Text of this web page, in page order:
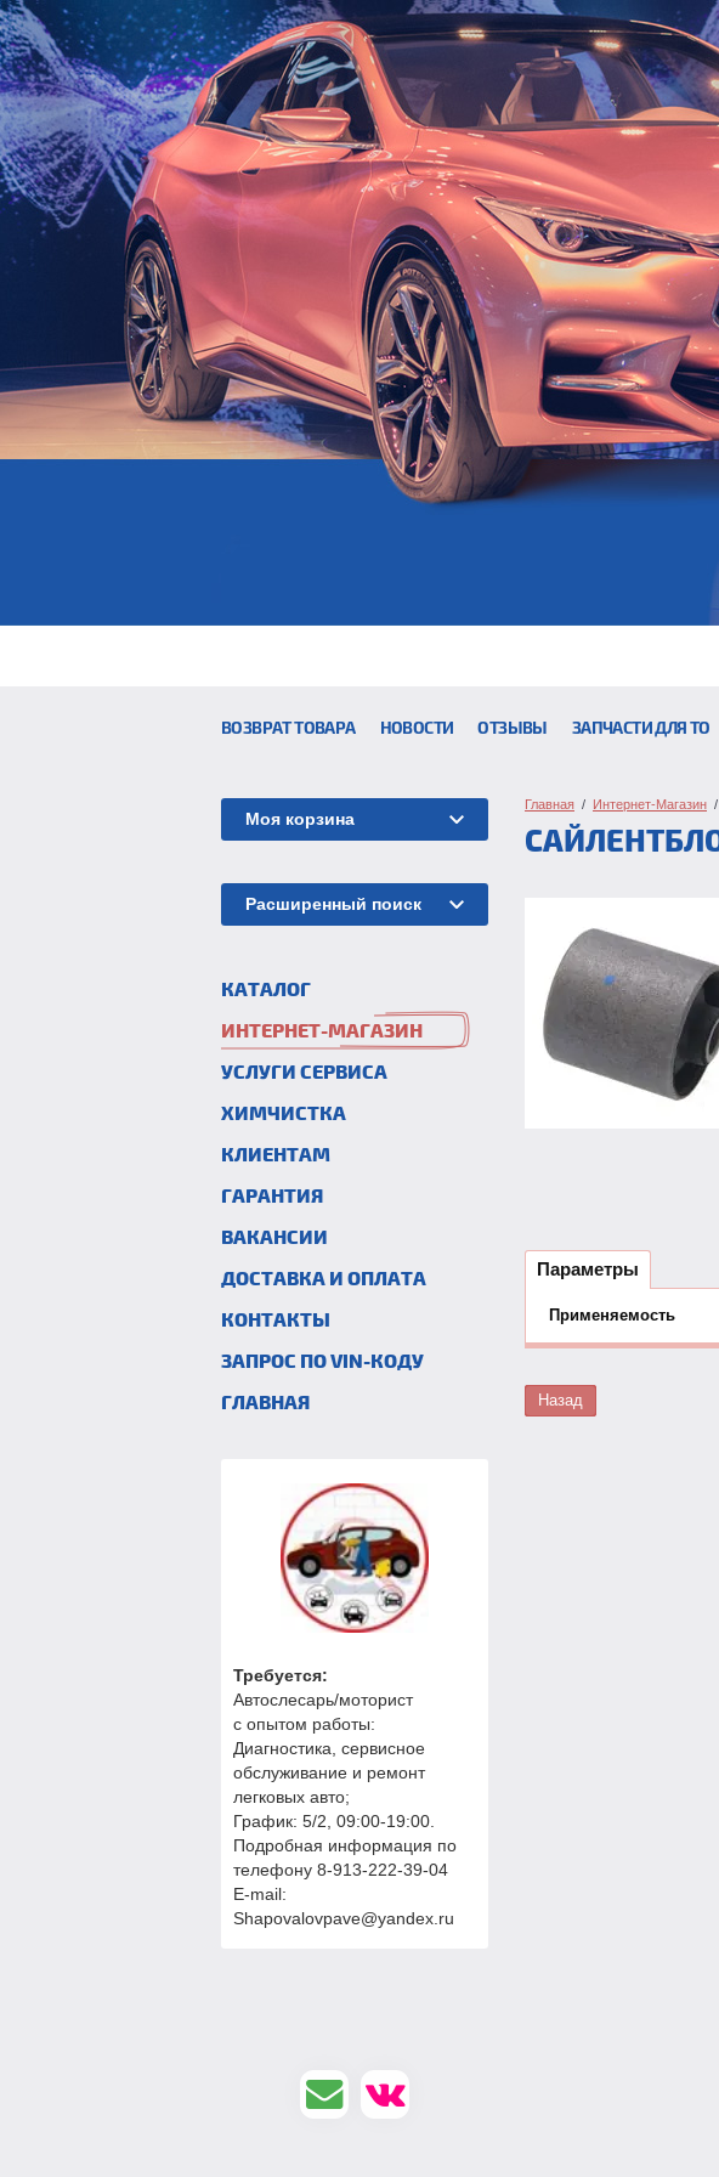
ВОЗВРАТ ТОВАРА НОВОСТИ ОТЗЫВЫ ЗАПЧАСТИ ДЛЯ ТО
Моя корзина
Расширенный поиск
КАТАЛОГ
ИНТЕРНЕТ-МАГАЗИН
УСЛУГИ СЕРВИСА
ХИМЧИСТКА
КЛИЕНТАМ
ГАРАНТИЯ
ВАКАНСИИ
ДОСТАВКА И ОПЛАТА
КОНТАКТЫ
ЗАПРОС ПО VIN-КОДУ
ГЛАВНАЯ
Требуется:
Автослесарь/моторист
с опытом работы:
Диагностика, сервисное
обслуживание и ремонт
легковых авто;
График: 5/2, 09:00-19:00.
Подробная информация по
телефону 8-913-222-39-04
E-mail:
Shapovalovpave@yandex.ru
Главная
  /
Интернет-Магазин
  /
Параметры
Применяемость
Назад